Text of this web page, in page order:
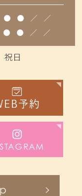
● ● ／ ／
● ● ／ ／
祝日
予約